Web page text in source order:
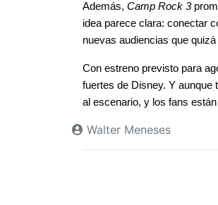
Además, Camp Rock 3
idea parece clara: conectar
nuevas audiencias que
Con estreno previsto para
fuertes de Disney. Y aunque
al escenario, y los fans
Walter Meneses